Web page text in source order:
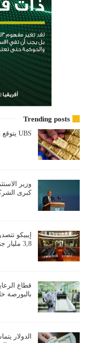
Trending posts
UBS يتوقع ارتفاع الذهب إلى 5000 دولار في 2027
وزير
كبرى
إيبيكو
3,8 مليار جنيه خلال الأسبوع الماضي
قطاع
بالبورصة
الدولار